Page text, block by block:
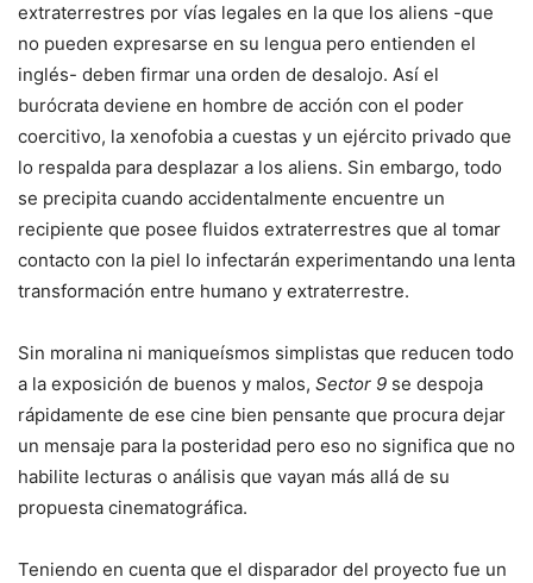
extraterrestres por vías legales en la que los aliens -que
no pueden expresarse en su lengua pero entienden el
inglés- deben firmar una orden de desalojo. Así el
burócrata deviene en hombre de acción con el poder
coercitivo, la xenofobia a cuestas y un ejército privado que
lo respalda para desplazar a los aliens. Sin embargo, todo
se precipita cuando accidentalmente encuentre un
recipiente que posee fluidos extraterrestres que al tomar
contacto con la piel lo infectarán experimentando una lenta
transformación entre humano y extraterrestre.
Sin moralina ni maniqueísmos simplistas que reducen todo
a la exposición de buenos y malos, Sector 9 se despoja
rápidamente de ese cine bien pensante que procura dejar
un mensaje para la posteridad pero eso no significa que no
habilite lecturas o análisis que vayan más allá de su
propuesta cinematográfica.
Teniendo en cuenta que el disparador del proyecto fue un